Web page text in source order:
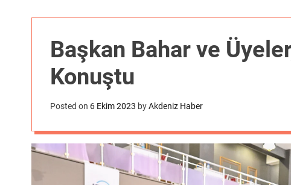
Başkan Bahar ve
Konuştu
Posted on 6 Ekim 2023 byAkdeniz Haber